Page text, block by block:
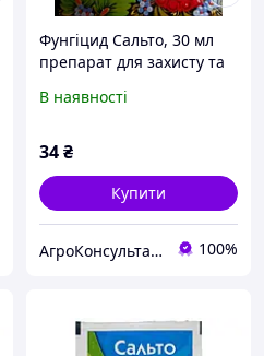
Фунгіцид Сальто, 30 мл
препарат для захисту та
овочевих культур,
хвойних
В наявності
34₴
Купити
АгроКонсультант 100%